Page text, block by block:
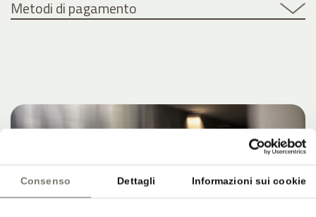
Consenso Dettagli Informazioni sui cookie
Metodi di pagamento